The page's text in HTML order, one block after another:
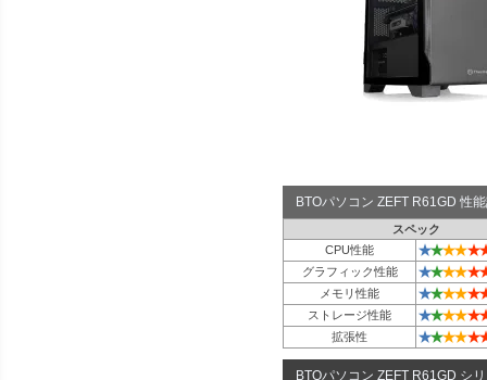
BTOパソコン ZEFT R61GD 性
スペック
CPU性能
★★★★★
グラフィック性能 ★★★★★
メモリ性能 ★★★★★
ストレージ性能 ★★★★★
拡張性 ★★★★★
BTOパソコン ZEFT R61GD シ